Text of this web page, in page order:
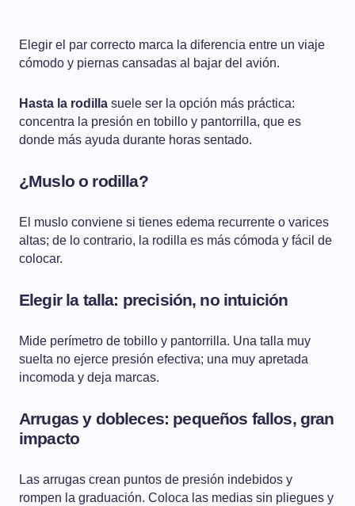
Elegir el par correcto marca la diferencia entre un viaje
cómodo y piernas cansadas al bajar del avión.
Hasta la rodilla suele ser la opción más práctica:
concentra la presión en tobillo y pantorrilla, que es
donde más ayuda durante horas sentado.
¿Muslo o rodilla?
El muslo conviene si tienes edema recurrente o varices
altas; de lo contrario, la rodilla es más cómoda y fácil de
colocar.
Elegir la talla: precisión, no intuición
Mide perímetro de tobillo y pantorrilla. Una talla muy
suelta no ejerce presión efectiva; una muy apretada
incomoda y deja marcas.
Arrugas y dobleces: pequeños fallos, gran
impacto
Las arrugas crean puntos de presión indebidos y
rompen la graduación. Coloca las medias sin pliegues y